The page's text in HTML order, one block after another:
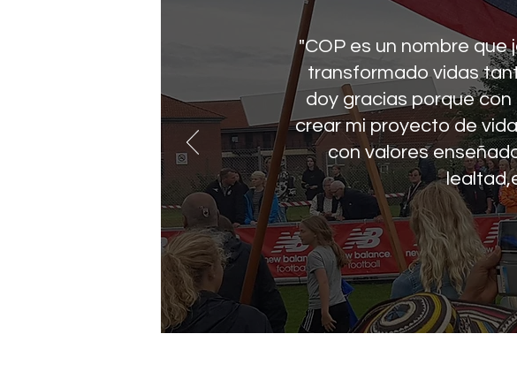
"COP es un nombre
transformado vidas
doy gracias porque
crear mi proyecto de
con valores